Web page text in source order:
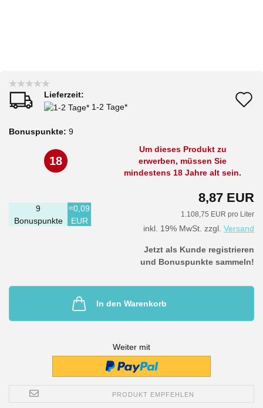
Lieferzeit:
1-2 Tage*
Bonuspunkte: 9
18
Um dieses Produkt zu
erwerben, müssen Sie
mindestens 18 Jahre alt sein.
8,87 EUR
1.108,75 EUR pro Liter
inkl. 19% MwSt. zzgl. Versand
9
Bonuspunkte
≈0,09
EUR
Jetzt als Kunde registrieren
und Bonuspunkte sammeln!
In den Warenkorb
Weiter mit
PRODUKT EMPFEHLEN